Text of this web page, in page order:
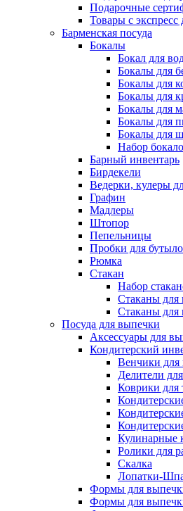
Подарочные
Товары с экспресс
Барменская посуда
Бокалы
Бокал для
Бокалы для
Бокалы для
Бокалы для
Бокалы для
Бокалы для
Бокалы для
Набор
Барный инвентарь
Бирдекели
Ведерки, кулеры
Графин
Мадлеры
Штопор
Пепельницы
Пробки для
Рюмка
Стакан
Набор
Стаканы для
Стаканы для
Посуда для выпечки
Аксессуары для
Кондитерский
Венчики для
Делители
Коврики для
Кулинарные
Ролики для
Скалка
Лопатки-
Формы для
Формы для